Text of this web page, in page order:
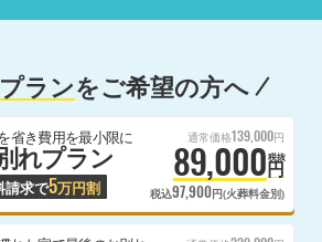
ランをご希望の方へ
省き費用を最小限に
れプラン
請求で5万円割
通常価格139,000円
89,000円
税抜
税込97,900円(火葬料金別)